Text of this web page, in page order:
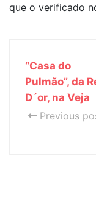
que o verificado
“Casa do
Pulmão”, da
D´or, na Veja
Previous